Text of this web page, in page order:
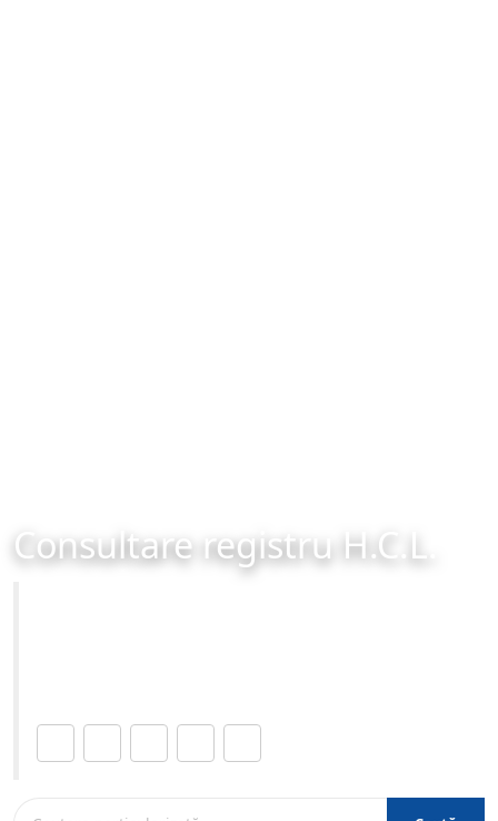
Consultare registru H.C.L.